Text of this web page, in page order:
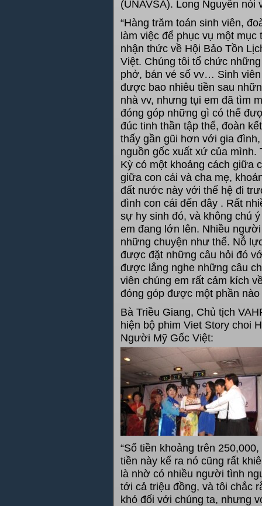
(UNAVSA). Long Nguyễn nói
“Hàng trăm toán sinh viên,
làm việc để phục vụ một
nhận thức về Hội Bảo Tồn
Việt. Chúng tôi tổ chức
phở, bán vé số vv… Sinh
được bao nhiêu tiền sau
nhà vv, nhưng tụi em đã tìm
đóng góp những gì có thể
đúc tinh thần tập thể, đoàn
thấy gần gũi hơn với gia
nguồn gốc xuất xứ của
Kỳ có một khoảng cách giữa
giữa con cái và cha mẹ,
đất nước này với thế hệ đi
đình con cái đến đây . Rất
sự hy sinh đó, và không chú
em đang lớn lên. Nhiều
những chuyện như thế. Nỗ
được đặt những câu hỏi đó
được lắng nghe những câu
viên chúng em rất cảm kích
đóng góp được một phần nào
Bà Triều Giang, Chủ tịch
hiện bộ phim Viet Story choi
Người Mỹ Gốc Việt:
​​“Số tiền khoảng trên
tiền này kể ra nó cũng rất
là nhờ có nhiều người tình
tới cả triệu đồng, và tôi chắc
khó đối với chúng ta, nhưng